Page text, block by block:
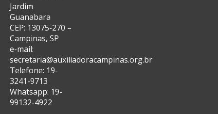
Jardim
Guanabara
CEP: 13075-270 –
Campinas, SP
e-mail:
secretaria@auxiliadoracampinas.org.br
Telefone: 19-
3241-9713
Whatsapp: 19-
99132-4922